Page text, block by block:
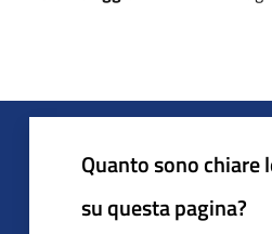
Quanto sono
su questa pagina?